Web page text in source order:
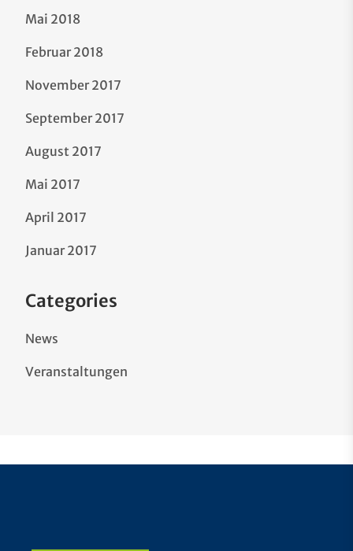
Mai 2018
Februar 2018
November 2017
September 2017
August 2017
Mai 2017
April 2017
Januar 2017
Categories
News
Veranstaltungen